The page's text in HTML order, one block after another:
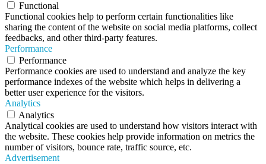
Functional
Functional cookies help to perform certain functionalities like
sharing the content of the website on social media platforms, collect
feedbacks, and other third-party features.
Performance
Performance
Performance cookies are used to understand and analyze the key
performance indexes of the website which helps in delivering a
better user experience for the visitors.
Analytics
Analytics
Analytical cookies are used to understand how visitors interact with
the website. These cookies help provide information on metrics the
number of visitors, bounce rate, traffic source, etc.
Advertisement